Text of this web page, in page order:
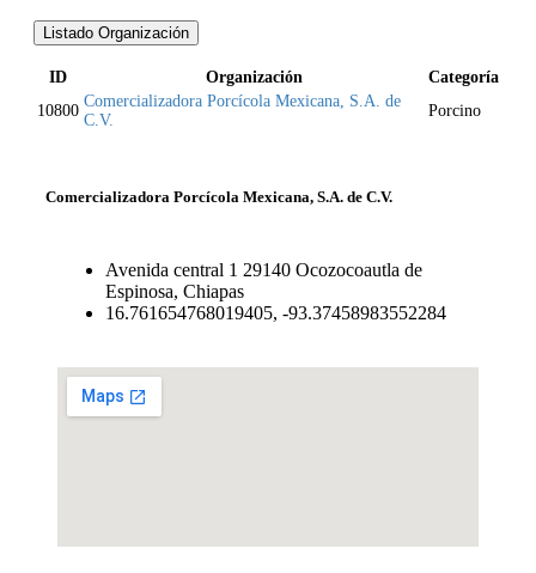
Listado Organización
ID Organización
Categoría
10800
Comercializadora Porcícola Mexicana, S.A. de
C.V.
Porcino
Comercializadora Porcícola Mexicana, S.A. de C.V.
Avenida central 1 29140 Ocozocoautla de
Espinosa, Chiapas
16.761654768019405, -93.37458983552284